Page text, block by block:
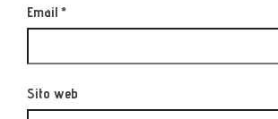
Email *
Sito web